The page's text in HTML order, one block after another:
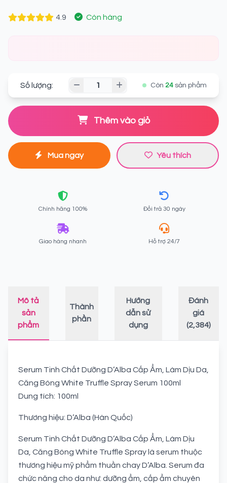
4.9 Còn hàng
Số lượng: Còn 24 sản phẩm
Thêm vào giỏ
Mua ngay Yêu thích
Chính hãng 100% Đổi trả 30 ngày
Giao hàng nhanh Hỗ trợ 24/7
Mô tả
sản
phẩm
Thành
phần
Hướng
dẫn sử
dụng
Đánh
giá
(2,384)
Serum Tinh Chất Dưỡng D’Alba Cấp Ẩm, Làm Dịu Da,
Căng Bóng White Truffle Spray Serum 100ml
Dung tích: 100ml
Thương hiệu: D’Alba (Hàn Quốc)
Serum Tinh Chất Dưỡng D’Alba Cấp Ẩm, Làm Dịu
Da, Căng Bóng White Truffle Spray là serum thuộc
thương hiệu mỹ phẩm thuần chay D’Alba. Serum đa
chức năng cho da như: dưỡng ẩm, cấp ẩm chuyên